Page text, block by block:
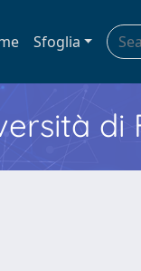
Sfoglia
di